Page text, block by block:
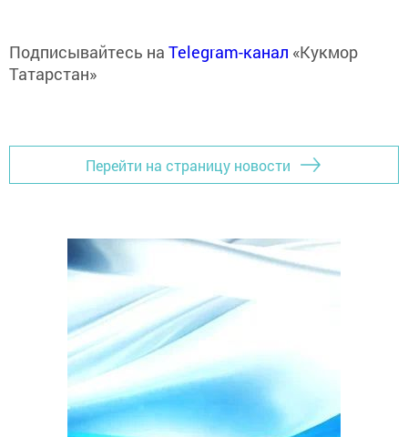
Подписывайтесь на Telegram-канал «Кукмор
Татарстан»
Перейти на страницу новости